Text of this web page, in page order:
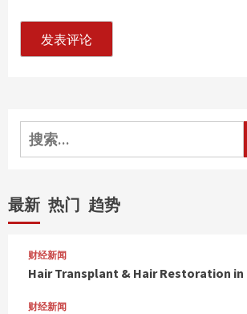
搜
索：
最新 热门 趋势
财经新闻
Hair Transplant & Hair Restoration in
财经新闻